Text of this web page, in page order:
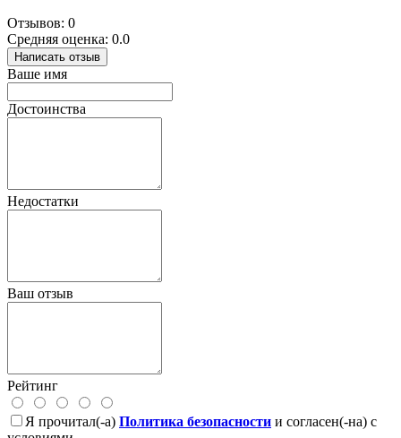
Отзывов: 0
Средняя оценка: 0.0
Написать отзыв
Ваше имя
Достоинства
Недостатки
Ваш отзыв
Рейтинг
Я прочитал(-а) Политика безопасности и согласен(-на) с